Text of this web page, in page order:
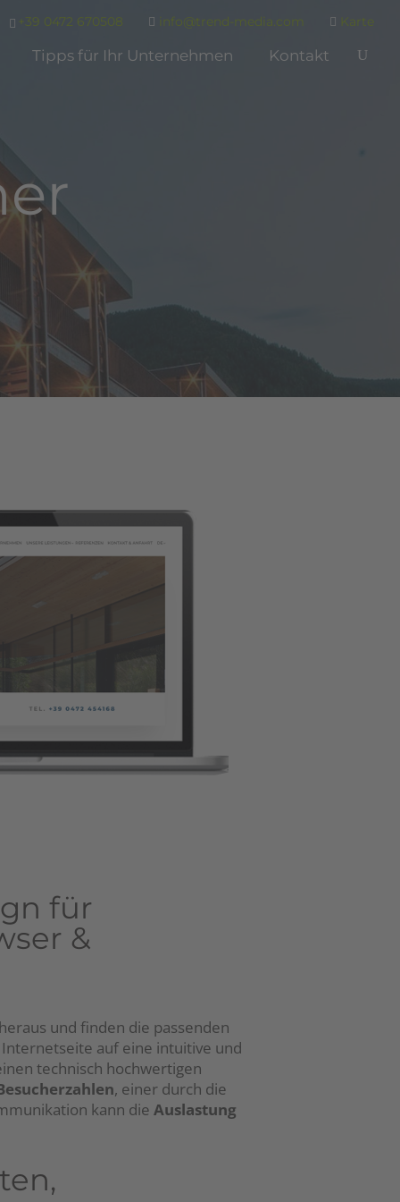
+39 0472 670508 info@trend-media.com Karte
Tipps für Ihr Unternehmen Kontakt
für
&
und finden die passenden
auf eine intuitive und
technisch hochwertigen
, einer durch die
kann die Auslastung